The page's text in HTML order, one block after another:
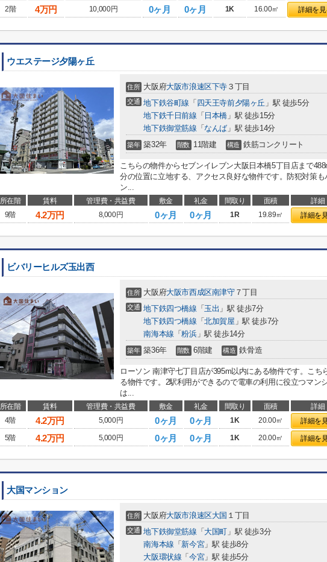
2階
4万円 10,000円 0ヶ月 0ヶ月 1K 16.00㎡ 詳細を
ウエステージ夕陽ヶ丘
住所 大阪府大阪市浪速区下寺 ３丁目
交通 地下鉄谷町線 「 四天王寺前夕陽ヶ丘 」駅 徒歩5分
地下鉄千日前線 「 日本橋 」駅 徒歩15分
地下鉄御堂筋線 「 なんば 」駅 徒歩14分
築年 築32年 階数 11階建 構造 鉄筋コンクリート
こちらの物件からセブンイレブン大阪日本橋5丁目店まで
分の位置に立地する、アクセス良好な物件です。防犯対策も
ン...
所在階 賃料 管理費・共益費 敷金 礼金 間取り 面積 詳細
9階
4.2万円 8,000円 0ヶ月 0ヶ月 1R 19.89㎡ 詳細を
ビバリーヒルズ玉出西
住所 大阪府大阪市西成区南津守７丁目
交通 地下鉄四つ橋線 「 玉出 」駅 徒歩7分
地下鉄四つ橋線 「北加賀屋 」駅 徒歩7分
南海本線 「粉浜」駅 徒歩14分
築年 築36年 階数 6階建 構造 鉄骨造
ローソン 南津守七丁目店が395m以内にある物件です。こち
る物件です。2駅利用ができるので電車の利用に役立つマン
は...
所在階 賃料 管理費・共益費 敷金 礼金 間取り 面積 詳細
4階
4.2万円 5,000円 0ヶ月 0ヶ月 1K 20.00㎡ 詳細を
5階
4.2万円 5,000円 0ヶ月 0ヶ月 1K 20.00㎡ 詳細を
大国マンション
住所 大阪府大阪市浪速区大国 １丁目
交通 地下鉄御堂筋線 「 大国町 」駅 徒歩3分
南海本線 「 新今宮」駅 徒歩8分
大阪環状線 「 今宮」駅 徒歩5分